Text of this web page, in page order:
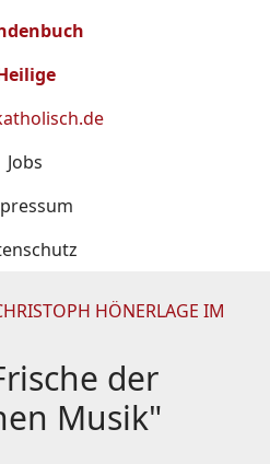
Jobs
HÖNERLAGE IM
der
Musik"